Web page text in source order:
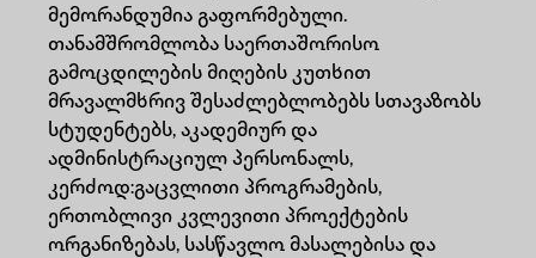
მემორანდუმია გაფორმებული.
თანამშრომლობა საერთაშორისო
გამოცდილების მიღების კუთხით
მრავალმხრივ შესაძლებლობებს სთავაზობს
სტუდენტებს, აკადემიურ და
ადმინისტრაციულ პერსონალს,
კერძოდ:გაცვლითი პროგრამების,
ერთობლივი კვლევითი პროექტების
ორგანიზებას, სასწავლო მასალებისა და